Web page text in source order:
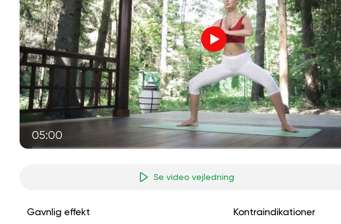
05:00
Instruktørens stemme
morgendrømme
skovens kølighed
sommerregn
bjergstilhed
havbrise
vindens stemme
forårsskov
Se video vejledning
Gavnlig effekt Kontraindikationer